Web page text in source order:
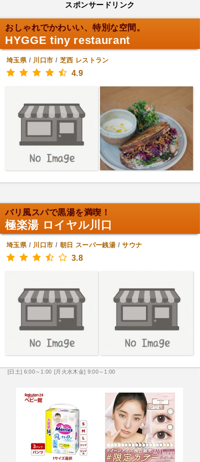
スポンサードリンク
おしゃれでかわいい、特別な空間。
HYGGE tiny restaurant
埼玉県/ 川口市 / 芝西 レストラン
4.9
バリ風スパで黒湯を満喫！
極楽湯 ロイヤル川口
埼玉県/ 川口市 / 朝日 スーパー銭湯 /サウナ
3.8
[日土] 6:00～1:00 [月火水木金] 9:00～1:00